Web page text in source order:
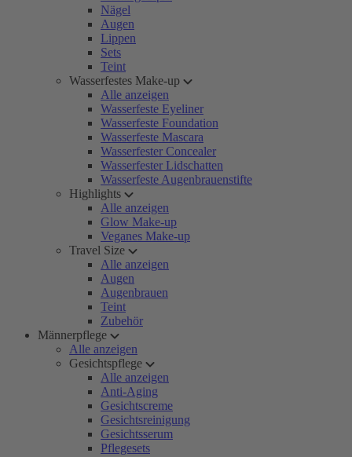
Nägel
Augen
Lippen
Sets
Teint
Wasserfestes Make-up
Alle anzeigen
Wasserfeste Eyeliner
Wasserfeste Foundation
Wasserfeste Mascara
Wasserfester Concealer
Wasserfester Lidschatten
Wasserfeste Augenbrauenstifte
Highlights
Alle anzeigen
Glow Make-up
Veganes Make-up
Travel Size
Alle anzeigen
Augen
Augenbrauen
Teint
Zubehör
Männerpflege
Alle anzeigen
Gesichtspflege
Alle anzeigen
Anti-Aging
Gesichtscreme
Gesichtsreinigung
Gesichtsserum
Pflegesets